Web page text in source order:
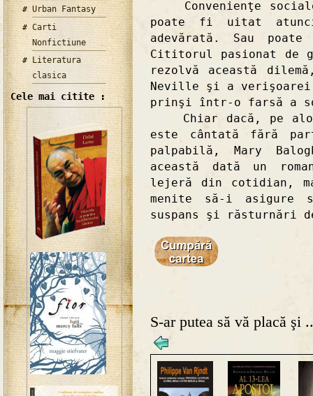
Urban Fantasy
Carti
Nonfictiune
Literatura
clasica
Cele mai citite :
Convenienţe
poate fi uitat
adevărată. Sau
Cititorul pasionat de
rezolvă această
Neville şi a
prinşi într-o farsă a
Chiar dacă, pe
este cântată fără
palpabilă, Mary
această dată un
lejeră din cotidian,
menite să-i asigure
suspans şi răsturnări
S-ar putea să vă placă şi